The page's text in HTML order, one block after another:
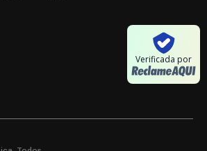
Verificada por